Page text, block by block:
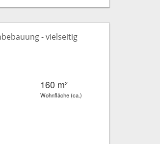
- vielseitig
160 m²
Wohnfläche (ca.)